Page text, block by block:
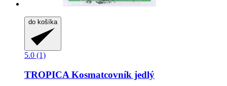
do košíka
5.0 (1)
TROPICA Kosmatcovník jedlý